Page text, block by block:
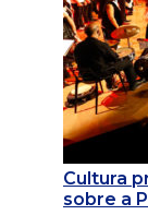
Cultura
sobre a